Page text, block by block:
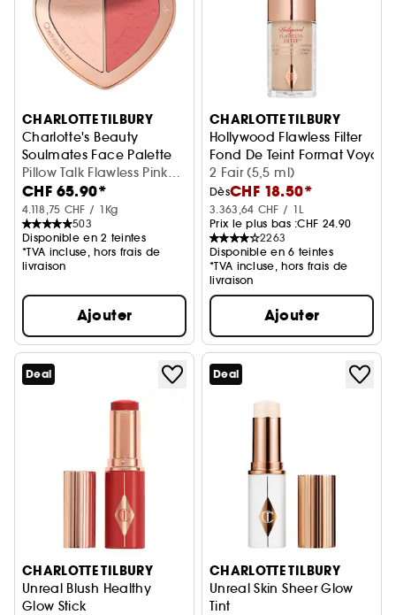
CHARLOTTE TILBURY
Charlotte's Beauty
Soulmates Face Palette
Palette pour le visage
Pillow Talk Flawless Pink
(13 g)
CHF 65.90*
4.118,75 CHF / 1Kg
503
Disponible en 2 teintes
*TVA incluse, hors frais de
livraison
Ajouter
CHARLOTTE TILBURY
Hollywood Flawless Filter
Fond De Teint Format
2 Fair (5,5 ml)
DèsCHF 18.50*
3.363,64 CHF / 1L
Prix le plus bas :CHF 24.90
2263
Disponible en 6 teintes
*TVA incluse, hors frais de
livraison
Ajouter
Deal
CHARLOTTE TILBURY
Unreal Blush Healthy
Glow Stick
Deal
CHARLOTTE TILBURY
Unreal Skin Sheer Glow
Tint